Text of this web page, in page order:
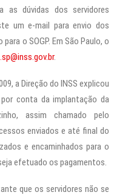
as dúvidas dos servidores
um e-mail para envio dos
o SOGP. Em São Paulo, o
.
a Direção do INSS explicou
conta da implantação da
assim chamado pelo
enviados e até final do
e encaminhados para o
efetuado os pagamentos.
que os servidores não se